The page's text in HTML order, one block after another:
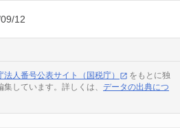
12
法人番号公表サイト（国税庁）
をもとに独
しています。詳しくは、 データの出典につ